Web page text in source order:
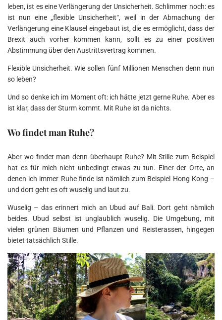
leben, ist es eine Verlängerung der Unsicherheit. Schlimmer noch: es
ist nun eine „flexible Unsicherheit“, weil in der Abmachung der
Verlängerung eine Klausel eingebaut ist, die es ermöglicht, dass der
Brexit auch vorher kommen kann, sollt es zu einer positiven
Abstimmung über den Austrittsvertrag kommen.
Flexible Unsicherheit. Wie sollen fünf Millionen Menschen denn nun
so leben?
Und so denke ich im Moment oft: ich hätte jetzt gerne Ruhe. Aber es
ist klar, dass der Sturm kommt. Mit Ruhe ist da nichts.
Wo findet man Ruhe?
Aber wo findet man denn überhaupt Ruhe? Mit Stille zum Beispiel
hat es für mich nicht unbedingt etwas zu tun. Einer der Orte, an
denen ich immer Ruhe finde ist nämlich zum Beispiel Hong Kong –
und dort geht es oft wuselig und laut zu.
Wuselig – das erinnert mich an Ubud auf Bali. Dort geht nämlich
beides. Ubud selbst ist unglaublich wuselig. Die Umgebung, mit
vielen grünen Bäumen und Pflanzen und Reisterassen, hingegen
bietet tatsächlich Stille.